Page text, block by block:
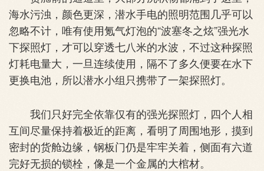
海水污浊，颜色更深，潜水手电的照明范围几乎可以
忽略不计，唯有使用氪气灯泡的“波塞冬之炫”强光水
下探照灯，才可以穿透七八米的水波，不过这种探照
灯耗电量大，一旦连续使用，隔不了多久便要在水下
更换电池，所以潜水小组只携带了一架探照灯。
我们只好完全依靠仅有的强光探照灯，四个人相
互间尽量保持着极近的距离，看明了周围地形，摸到
密封的货舱边缘，钢板门仍是牢牢关着，侧面有六道
完好无损的锁栓，像是一个金属的大棺材。